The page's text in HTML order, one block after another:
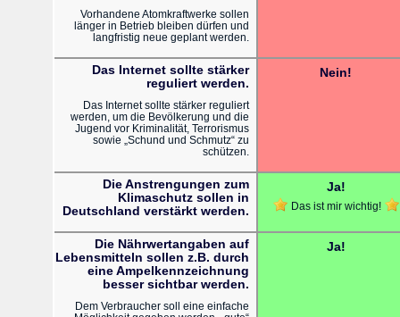
Vorhandene Atomkraftwerke sollen
länger in Betrieb bleiben dürfen und
langfristig neue geplant werden.
Das Internet sollte stärker
reguliert werden.
Das Internet sollte stärker reguliert
werden, um die Bevölkerung und die
Jugend vor Kriminalität, Terrorismus
sowie „Schund und Schmutz“ zu
schützen.
Nein!
Die Anstrengungen zum
Klimaschutz sollen in
Deutschland verstärkt werden.
Ja!
Das ist mir wichtig!
Die Nährwertangaben auf
Lebensmitteln sollen z.B. durch
eine Ampelkennzeichnung
besser sichtbar werden.
Dem Verbraucher soll eine einfache
Ja!